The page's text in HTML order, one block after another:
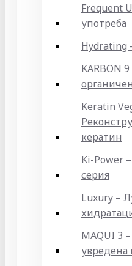
Frequent
употреба
Hydrating
KARBON
Keratin
кератин
Ki-Power
серия
Luxury –
MAQUI 3
увредена